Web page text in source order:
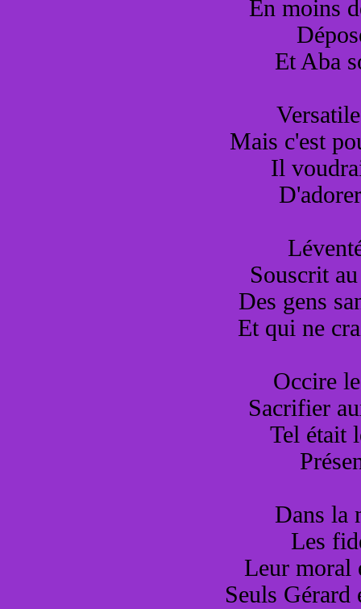
En moins
Et Aba
Mais c'est
Il
Souscrit
Des gens
Et qui ne
Occire
Sacrifier
Tel était
Dans la
Les
Leur moral
Seuls